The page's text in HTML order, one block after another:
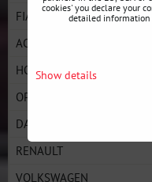
FIAT
ACURA
HONDA
OPEL / VAUXHALL
DAEWOO
RENAULT
VOLKSWAGEN
cookies' you declare your
detailed information
Show details